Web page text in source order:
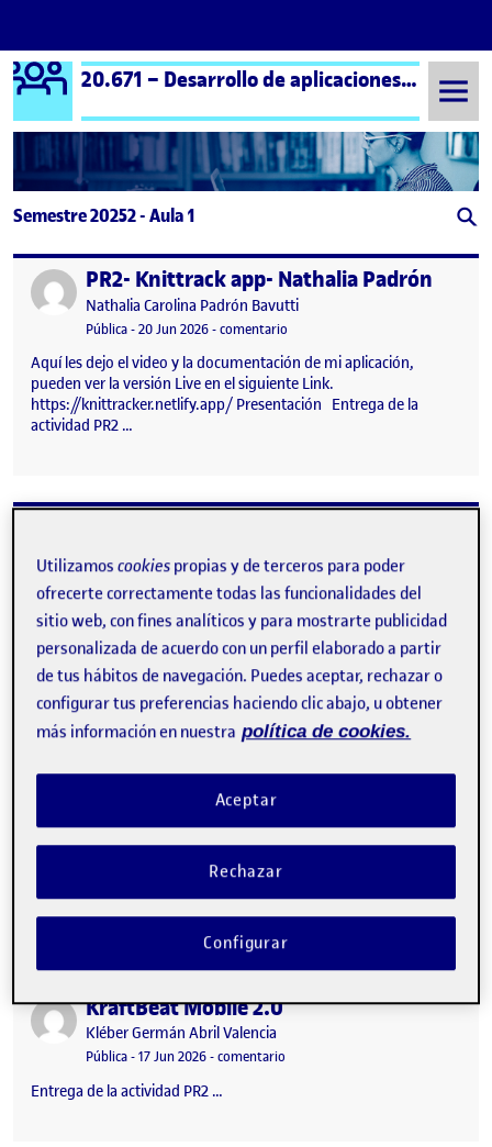
Saltar al contenido
Logo Ágora 20.671 – Desarrollo de aplicaciones interactivas – Aula 1
Semestre 20252 - Aula 1
Publicado porPR2- Knittrack app- Nathalia Padrón
Publicado por
Nathalia Carolina Padrón Bavutti
Visibilidad:
Pública-Fecha de publicación
20 Jun 2026-comentario
Aquí les dejo el video y la documentación de mi aplicación,
pueden ver la versión Live en el siguiente Link.
https://knittracker.netlify.app/ Presentación Entrega de la
actividad PR2 …
Ramón Pérez Martín
Visibilidad:
Pública -Fecha de publicación
19 Jun 2026 -comentario en Batch Cooking App – PR2
Ideación inicial Batch Cook surge de un problema real: planificar
la comida semanal sin perder la cabeza con el stock de…
Publicado porKraftBeat Mobile 2.0
Publicado por
Kléber Germán Abril Valencia
Visibilidad:
Pública-Fecha de publicación
17 Jun 202617 junio, 2026 11:07 pm
-comentario
Entrega de la actividad PR2 …
Utilizamoscookies propias y de terceros para poder
ofrecerte correctamente todas las funcionalidades del
sitio web, con fines analíticos y para mostrarte publicidad
personalizada de acuerdo con un perfil elaborado a partir
de tus hábitos de navegación. Puedes aceptar, rechazar o
configurar tus preferencias haciendo clic abajo, u obtener
más información en nuestra política de cookies.
Rechazar
Aceptar
Configurar